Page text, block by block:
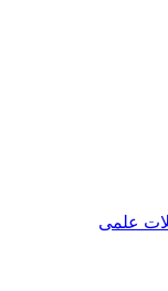
علمی